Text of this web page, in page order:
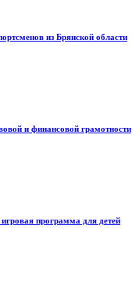
из Брянской области
и финансовой грамотности
программа для детей